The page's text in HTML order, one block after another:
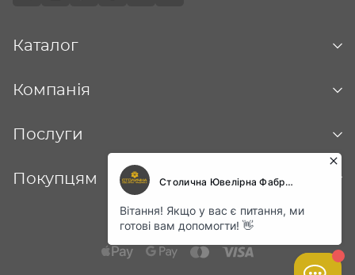
Каталог
Компанія
Послуги
Покупцям